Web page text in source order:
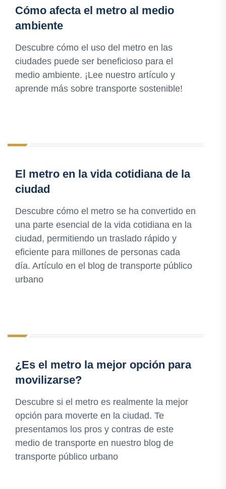
Cómo afecta el metro al medio
ambiente
Descubre cómo el uso del metro en las
ciudades puede ser beneficioso para el
medio ambiente. ¡Lee nuestro artículo y
aprende más sobre transporte sostenible!
El metro en la vida cotidiana de la
ciudad
Descubre cómo el metro se ha convertido en
una parte esencial de la vida cotidiana en la
ciudad, permitiendo un traslado rápido y
eficiente para millones de personas cada
día. Artículo en el blog de transporte público
urbano
¿Es el metro la mejor opción para
movilizarse?
Descubre si el metro es realmente la mejor
opción para moverte en la ciudad. Te
presentamos los pros y contras de este
medio de transporte en nuestro blog de
transporte público urbano